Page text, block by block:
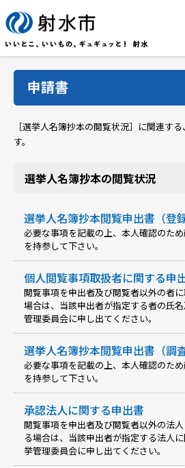
申請書
［選挙人名簿抄本の閲覧状況］に関連する、
す。
選挙人名簿抄本の閲覧状況
選挙人名簿抄本閲覧申出書（登
必要な事項を記載の上、本人確認のた
を持参して下さい。
個人閲覧事項取扱者に関する申
閲覧事項を申出者及び閲覧者以外の者
場合は、当該申出者が指定する者の氏
管理委員会に申し出てください。
選挙人名簿抄本閲覧申出書（調査
必要な事項を記載の上、本人確認のた
を持参して下さい。
承認法人に関する申出書
閲覧事項を申出者及び閲覧者以外の法
る場合は、当該申出者が指定する法人
挙管理委員会に申し出てください。